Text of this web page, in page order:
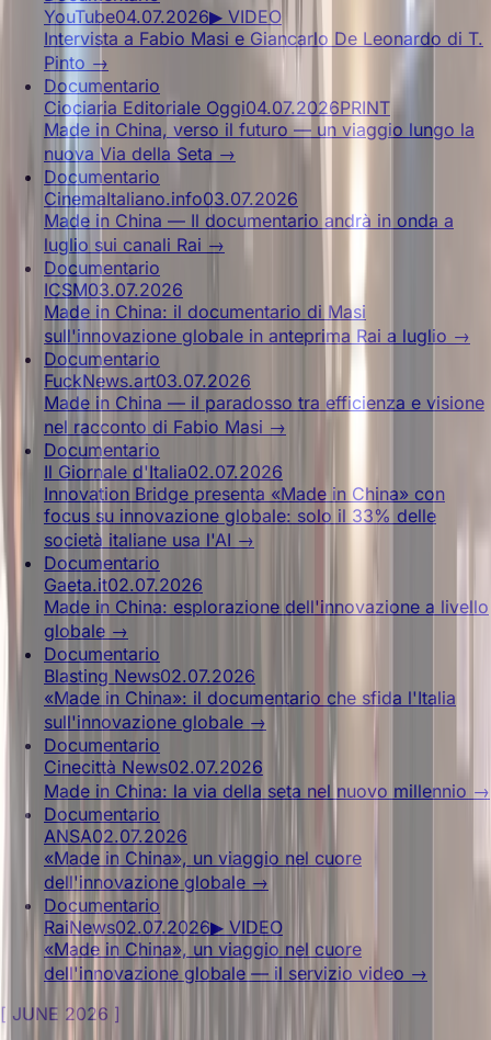
YouTube04.07.2026▶ VIDEO
Intervista a Fabio Masi e Giancarlo De Leonardo di T.
Pinto →
Documentario
Ciociaria Editoriale Oggi04.07.2026PRINT
Made in China, verso il futuro — un viaggio lungo la
nuova Via della Seta →
Documentario
CinemaItaliano.info03.07.2026
Made in China — Il documentario andrà in onda a
luglio sui canali Rai →
Documentario
ICSM03.07.2026
Made in China: il documentario di Masi
sull'innovazione globale in anteprima Rai a luglio →
Documentario
FuckNews.art03.07.2026
Made in China — il paradosso tra efficienza e visione
nel racconto di Fabio Masi →
Documentario
Il Giornale d'Italia02.07.2026
Innovation Bridge presenta «Made in China» con
focus su innovazione globale: solo il 33% delle
società italiane usa l'AI →
Documentario
Gaeta.it02.07.2026
Made in China: esplorazione dell'innovazione a livello
globale →
Documentario
Blasting News02.07.2026
«Made in China»: il documentario che sfida l'Italia
sull'innovazione globale →
Documentario
Cinecittà News02.07.2026
Made in China: la via della seta nel nuovo millennio →
Documentario
ANSA02.07.2026
«Made in China», un viaggio nel cuore
dell'innovazione globale →
Documentario
RaiNews02.07.2026▶ VIDEO
«Made in China», un viaggio nel cuore
dell'innovazione globale — il servizio video →
[ JUNE 2026 ]